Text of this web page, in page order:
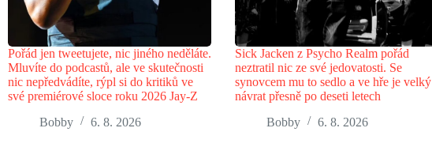
Pořád jen tweetujete, nic jiného neděláte.
Mluvíte do podcastů, ale ve skutečnosti
nic nepředvádíte, rýpl si do kritiků ve
své premiérové sloce roku 2026 Jay-Z
Bobby
6. 8. 2026
Sick Jacken z Psycho Realm pořád
neztratil nic ze své jedovatosti. Se
synovcem mu to sedlo a ve hře je velký
návrat přesně po deseti letech
Bobby
6. 8. 2026